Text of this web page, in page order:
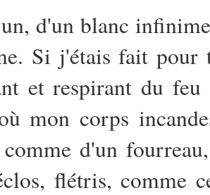
d'un blanc
Si j'étais fait pour
et respirant du
mon corps
d'un
flétris, comme